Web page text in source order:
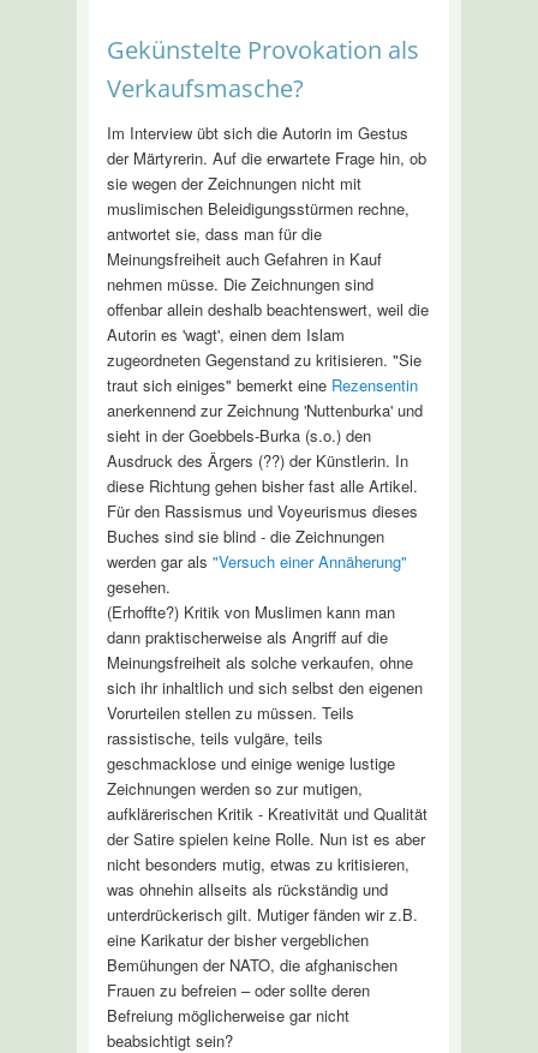
Gekünstelte Provokation als
Verkaufsmasche?
Im Interview übt sich die Autorin im Gestus
der Märtyrerin. Auf die erwartete Frage hin, ob
sie wegen der Zeichnungen nicht mit
muslimischen Beleidigungsstürmen rechne,
antwortet sie, dass man für die
Meinungsfreiheit auch Gefahren in Kauf
nehmen müsse. Die Zeichnungen sind
offenbar allein deshalb beachtenswert, weil die
Autorin es 'wagt', einen dem Islam
zugeordneten Gegenstand zu kritisieren. "Sie
traut sich einiges" bemerkt eine Rezensentin
anerkennend zur Zeichnung 'Nuttenburka' und
sieht in der Goebbels-Burka (s.o.) den
Ausdruck des Ärgers (??) der Künstlerin. In
diese Richtung gehen bisher fast alle Artikel.
Für den Rassismus und Voyeurismus dieses
Buches sind sie blind - die Zeichnungen
werden gar als "Versuch einer Annäherung"
gesehen.
(Erhoffte?) Kritik von Muslimen kann man
dann praktischerweise als Angriff auf die
Meinungsfreiheit als solche verkaufen, ohne
sich ihr inhaltlich und sich selbst den eigenen
Vorurteilen stellen zu müssen. Teils
rassistische, teils vulgäre, teils
geschmacklose und einige wenige lustige
Zeichnungen werden so zur mutigen,
aufklärerischen Kritik - Kreativität und Qualität
der Satire spielen keine Rolle. Nun ist es aber
nicht besonders mutig, etwas zu kritisieren,
was ohnehin allseits als rückständig und
unterdrückerisch gilt. Mutiger fänden wir z.B.
eine Karikatur der bisher vergeblichen
Bemühungen der NATO, die afghanischen
Frauen zu befreien – oder sollte deren
Befreiung möglicherweise gar nicht
beabsichtigt sein?